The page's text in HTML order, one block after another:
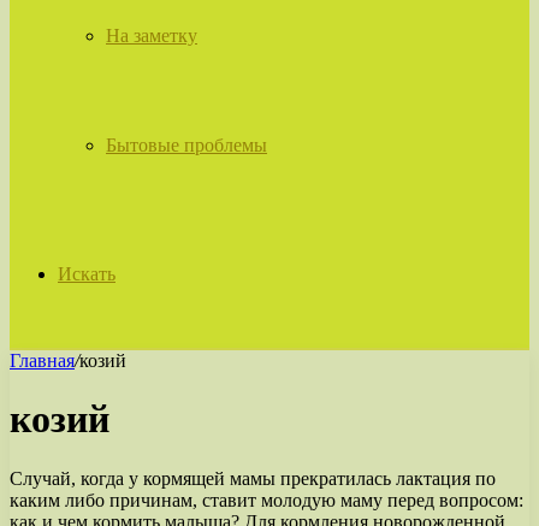
На заметку
Бытовые проблемы
Искать
Главная/козий
козий
Случай, когда у кормящей мамы прекратилась лактация по
каким либо причинам, ставит молодую маму перед вопросом:
как и чем кормить малыша? Для кормления новорожденной